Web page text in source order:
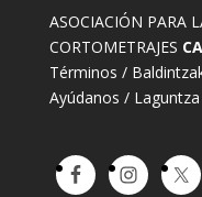
ASOCIACIÓN PARA
CORTOMETRAJES
Términos /
Ayúdanos / Laguntza